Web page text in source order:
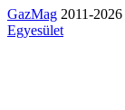
GazMag 2011-2026
Egyesület